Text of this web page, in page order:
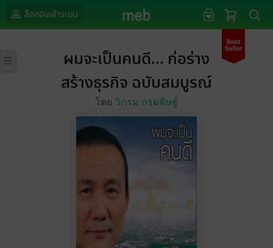
ล็อกอินเข้าระบบ
ผมจะเป็นคนดี... ก่อร่าง
สร้างธุรกิจ ฉบับสมบูรณ์
โดย วิกรม กรมดิษฐ์